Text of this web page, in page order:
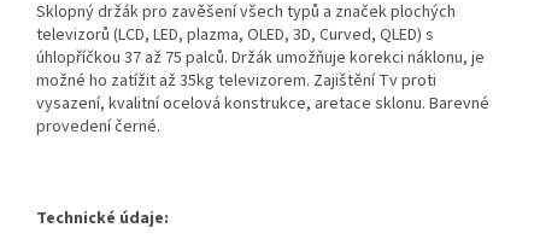
Sklopný držák pro zavěšení všech typů a značek plochých
televizorů (LCD, LED, plazma, OLED, 3D, Curved, QLED) s
úhlopříčkou 37 až 75 palců. Držák umožňuje korekci náklonu, je
možné ho zatížit až 35kg televizorem. Zajištění Tv proti
vysazení, kvalitní ocelová konstrukce, aretace sklonu. Barevné
provedení černé.
Technické údaje: